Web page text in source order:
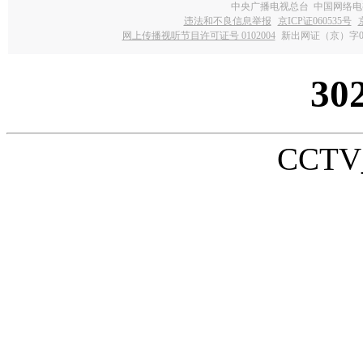
中央广播电视总台 中国网络
违法和不良信息举报
京ICP证060535号
网上传播视听节目许可证号 0102004 新出网证（京）